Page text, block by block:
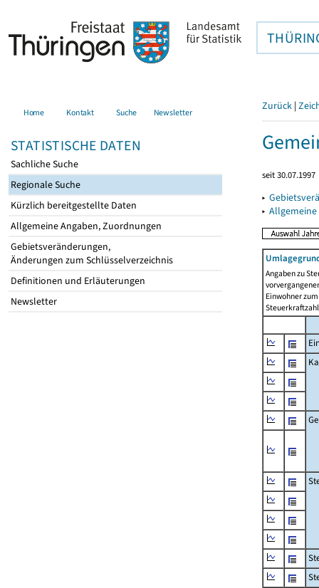
Home Kontakt Suche Newsletter
STATISTISCHE DATEN
Sachliche Suche
Regionale Suche
Kürzlich bereitgestellte Daten
Allgemeine Angaben, Zuordnungen
Gebietsveränderungen,
Änderungen zum Schlüsselverzeichnis
Definitionen und Erläuterungen
Newsletter
Zurück |
seit 30.07.1997
▸
▸
Angaben zu
Einwohner